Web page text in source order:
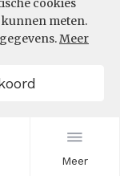
Meer
cookies
meten.
Meer